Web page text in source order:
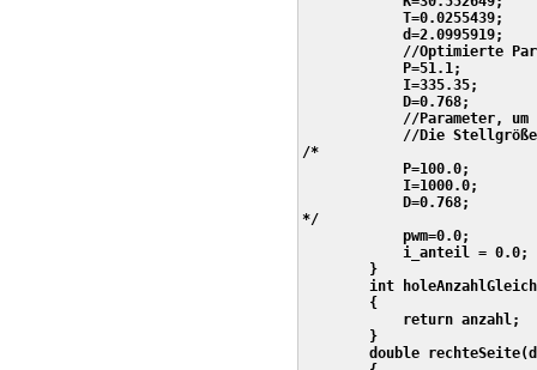
            T=0.0255439;
            d=2.0995919;
//Optimierte
            P=51.1;
            I=335.35;
            D=0.768;
//Parameter, um
//Die
/*
            P=100.0;
            I=1000.0;
            D=0.768;
*/
            pwm=0.0;
            i_anteil = 0.0;
        }
int
        {
            return anzahl;
        }
double